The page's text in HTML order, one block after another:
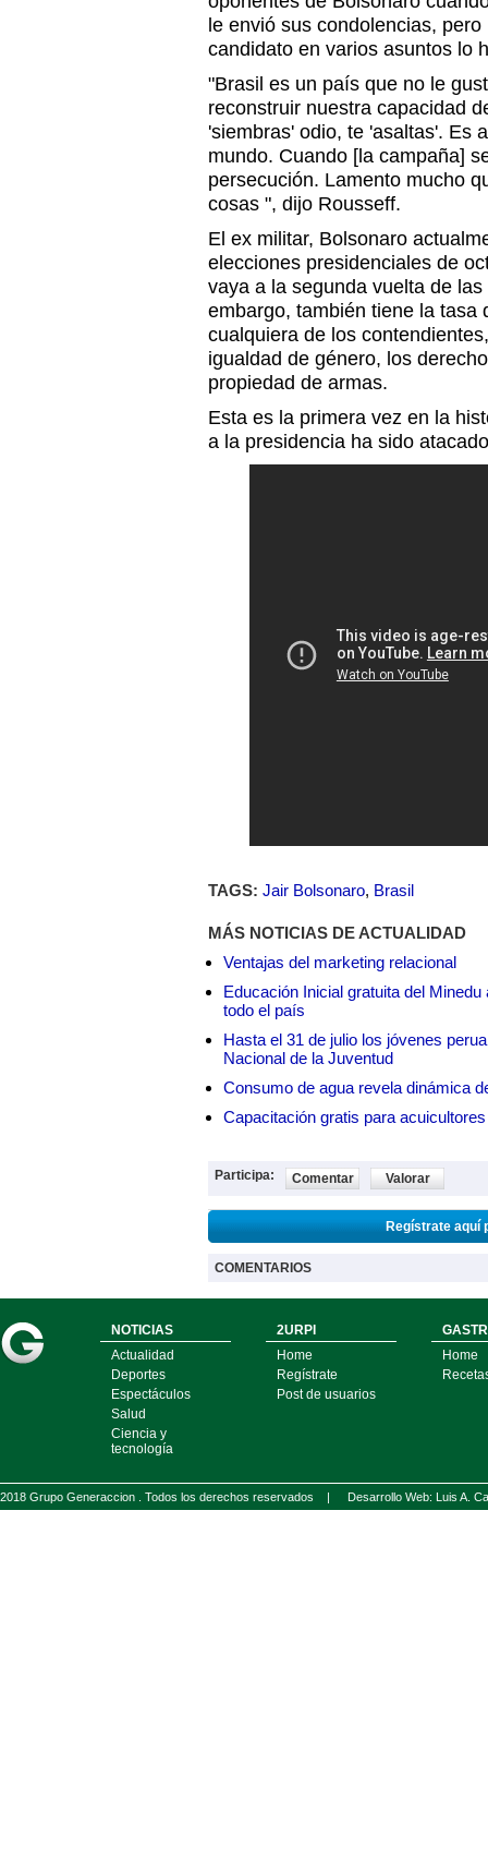
le envió sus condolencias,
candidato en varios asuntos lo
"Brasil es un país que no le
reconstruir nuestra capacidad
'siembras' odio, te 'asaltas'. Es
mundo. Cuando [la campaña]
persecución. Lamento mucho
cosas ", dijo Rousseff.
El ex militar, Bolsonaro
elecciones presidenciales de
vaya a la segunda vuelta de
embargo, también tiene la tasa
cualquiera de los
igualdad de género, los
propiedad de armas.
Esta es la primera vez en la
a la presidencia ha sido
TAGS: Jair Bolsonaro, Brasil
MÁS NOTICIAS DE ACTUALIDAD
Ventajas del marketing relacional
Educación Inicial gratuita del
todo el país
Hasta el 31 de julio los jóvenes
Nacional de la Juventud
Consumo de agua revela dinámica
Capacitación gratis para
Participa: Comentar Valorar
Regístrate aquí
COMENTARIOS
NOTICIAS
Actualidad
Deportes
Espectáculos
Salud
Ciencia y
tecnología
2URPI
Home
Regístrate
Post de usuarios
Home
2018 Grupo Generaccion . Todos los derechos reservados | Desarrollo Web: Luis